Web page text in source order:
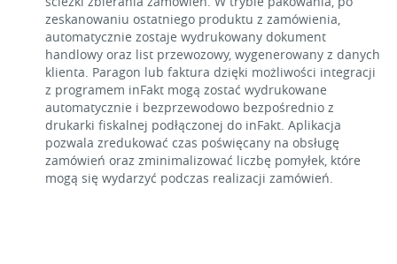
zeskanowaniu ostatniego produktu z zamówienia,
automatycznie zostaje wydrukowany dokument
handlowy oraz list przewozowy, wygenerowany z danych
klienta. Paragon lub faktura dzięki możliwości integracji
z programem inFakt mogą zostać wydrukowane
automatycznie i bezprzewodowo bezpośrednio z
drukarki fiskalnej podłączonej do inFakt. Aplikacja
pozwala zredukować czas poświęcany na obsługę
zamówień oraz zminimalizować liczbę pomyłek, które
mogą się wydarzyć podczas realizacji zamówień.